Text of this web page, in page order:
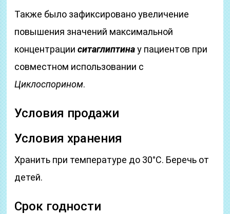
Также было зафиксировано увеличение
повышения значений максимальной
концентрацииситаглиптинау пациентов при
совместном использовании с
Циклоспорином.
Условия продажи
Условия хранения
Хранить при температуре до 30°С. Беречь от
детей.
Срок годности